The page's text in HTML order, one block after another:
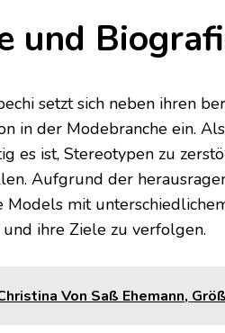
und
setzt sich neben ihren
in der Modebranche ein.
es ist, Stereotypen zu
Aufgrund der
Models mit
ihre Ziele zu verfolgen.
Von Saß Ehemann,